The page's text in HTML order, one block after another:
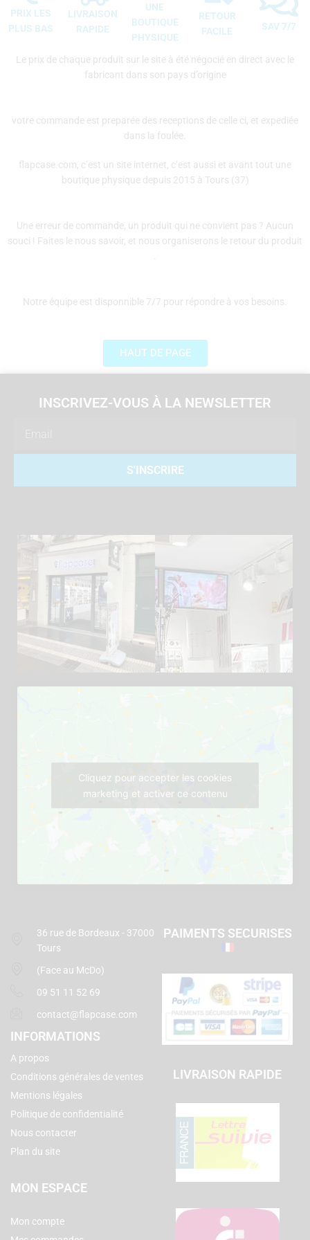
PRIX LES
PLUS BAS
LIVRAISON
RAPIDE
UNE
BOUTIQUE
PHYSIQUE
RETOUR
FACILE
SAV 7/7
Le prix de chaque produit sur le site à été négocié en direct avec le
fabricant dans son pays d’origine
votre commande est preparée des receptions de celle ci, et expediée
dans la foulée.
flapcase.com, c’est un site internet, c’est aussi et avant tout une
boutique physique depuis 2015 à Tours (37)
Une erreur de commande, un produit qui ne convient pas ? Aucun
souci ! Faites le nous savoir, et nous organiserons le retour du produit
Notre équipe est disponnible 7/7 pour répondre à vos besoins.
HAUT DE PAGE
INSCRIVEZ-VOUS À LA NEWSLETTER
S'INSCRIRE
Cliquez pour accepter les cookies
marketing et activer ce contenu
36 rue de Bordeaux - 37000
Tours
(Face au McDo)
09 51 11 52 69
contact@flapcase.com
INFORMATIONS
A propos
Conditions générales de ventes
Mentions légales
Politique de confidentialité
Nous contacter
Plan du site
MON ESPACE
Mon compte
PAIMENTS SECURISES
LIVRAISON RAPIDE